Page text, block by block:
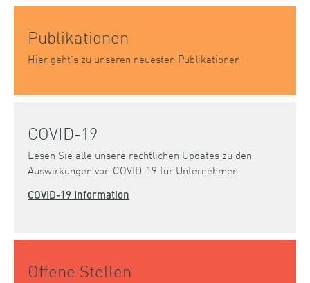
Publikationen
Hier geht’s zu unseren neuesten Publikationen
COVID-19
Lesen Sie alle unsere rechtlichen Updates zu den
Auswirkungen von COVID-19 für Unternehmen.
COVID-19 Information
Offene Stellen